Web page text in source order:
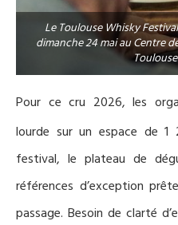
Le Toulouse Whisky
dimanche 24 mai au Centre
Pour ce cru 2026, les
lourde sur un espace de 1
festival, le plateau de
références d’exception
passage. Besoin de clarté